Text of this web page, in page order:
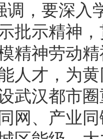
，要深入
批示精神
精神劳动
人才，为
武汉都市
网、产业